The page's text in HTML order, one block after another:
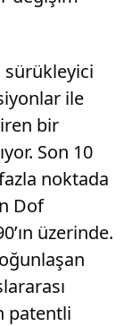
sürükleyici
ile
bir
Son 10
noktada
Dof
üzerinde.
patentli